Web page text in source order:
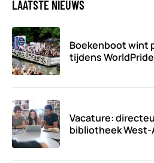
LAATSTE NIEUWS
Boekenboot wint
tijdens
Vacature:
bibliotheek